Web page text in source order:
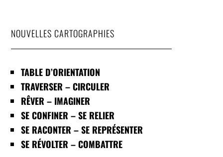
NOUVELLES CARTOGRAPHIES
TABLE D’ORIENTATION
TRAVERSER – CIRCULER
RÊVER – IMAGINER
SE CONFINER – SE RELIER
SE RACONTER – SE REPRÉSENTER
SE RÉVOLTER – COMBATTRE